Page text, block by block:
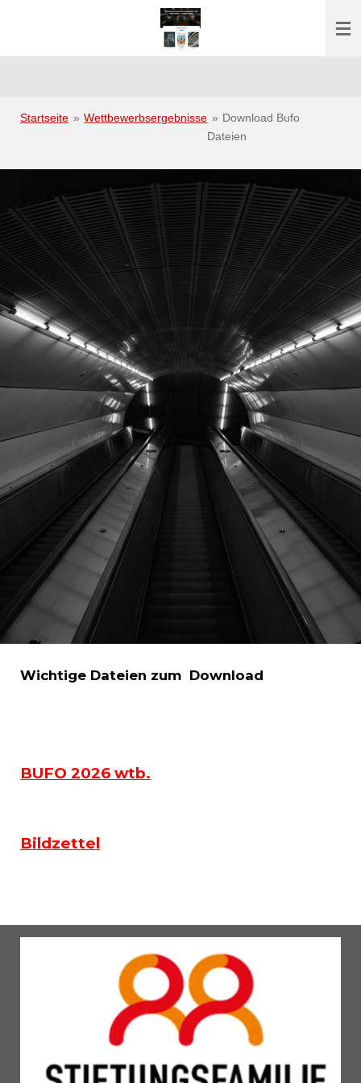
Startseite » Wettbewerbsergebnisse » Download Bufo
Dateien
Wichtige Dateien zum Download
BUFO 2026 wtb.
Bildzettel